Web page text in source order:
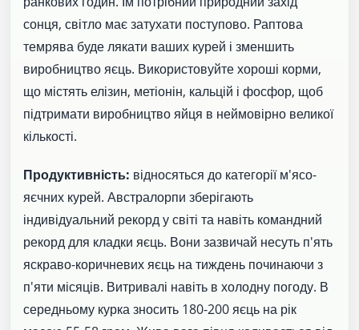
сонця, світло має затухати поступово. Раптова
темрява буде лякати ваших курей і зменшить
виробництво яєць. Використовуйте хороші корми,
що містять елізин, метіонін, кальцій і фосфор, щоб
підтримати виробництво яйця в неймовірно великої
кількості.
Продуктивність: відносяться до категорії м'ясо-
яєчних курей. Австралорпи зберігають
індивідуальний рекорд у світі та навіть командний
рекорд для кладки яєць. Вони зазвичай несуть п'ять
яскраво-коричневих яєць на тиждень починаючи з
п'яти місяців. Витривалі навіть в холодну погоду. В
середньому курка зносить 180-200 яєць на рік